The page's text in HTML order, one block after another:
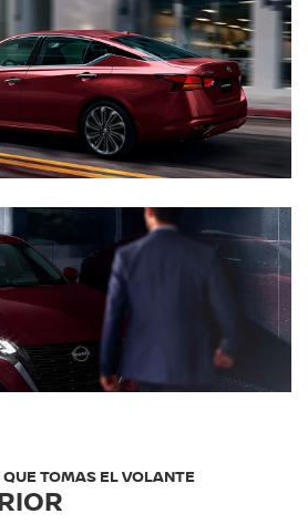
TOMAS EL VOLANTE